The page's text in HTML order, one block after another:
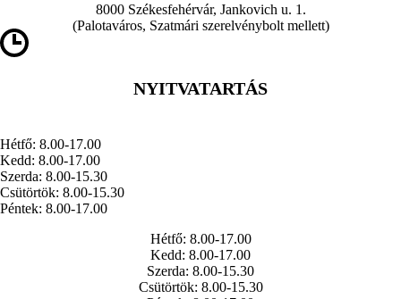
8000 Székesfehérvár, Jankovich u. 1.
(Palotaváros, Szatmári szerelvénybolt mellett)
NYITVATARTÁS
Hétfő: 8.00-17.00
Kedd: 8.00-17.00
Szerda: 8.00-15.30
Csütörtök: 8.00-15.30
Péntek: 8.00-17.00
Hétfő: 8.00-17.00
Kedd: 8.00-17.00
Szerda: 8.00-15.30
Csütörtök: 8.00-15.30